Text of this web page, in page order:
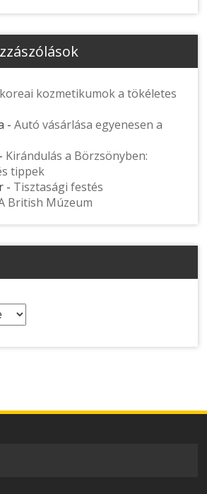
kozmetikumok a tökéletes
-Autó vásárlása egyenesen a
- Kirándulás a Börzsönyben:
tippek
- Tisztasági festés
British Múzeum